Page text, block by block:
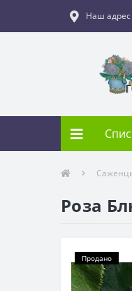
Наш адрес
Роза
Продано